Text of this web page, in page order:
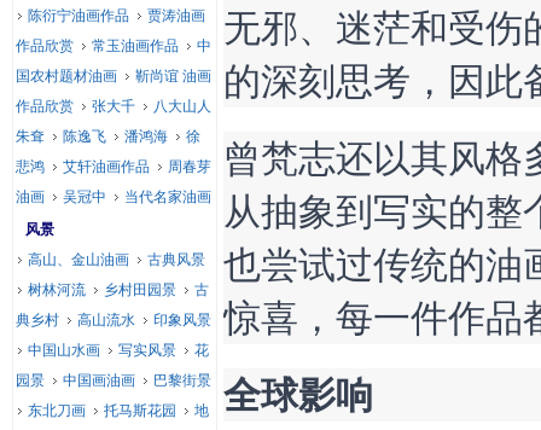
无邪、迷茫和受伤
的深刻思考，因此
曾梵志还以其风
从抽象到写实的
也尝试过传统的油
惊喜，每一件作品
全球影响
陈衍宁油画作品
贾涛油画
作品欣赏
常玉油画作品
中
国农村题材油画
靳尚谊 油画
作品欣赏
张大千
八大山人
朱耷
陈逸飞 潘鸿海
徐
悲鸿
艾轩油画作品
周春芽
油画
吴冠中
当代名家油画
风景
高山、金山油画
古典风景
树林河流
乡村田园景
古
典乡村
高山流水
印象风景
中国山水画
写实风景
花
园景
中国画油画
巴黎街景
东北刀画
托马斯花园
地